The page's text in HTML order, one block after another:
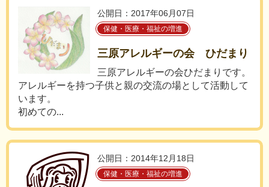
公開日：2017年06月07日
保健・医療・福祉の増進
三原アレルギーの会 ひだまり
三原アレルギーの会ひだまりです。
アレルギーを持つ子供と親の交流の場として活動して
います。
初めての...
公開日：2014年12月18日
保健・医療・福祉の増進